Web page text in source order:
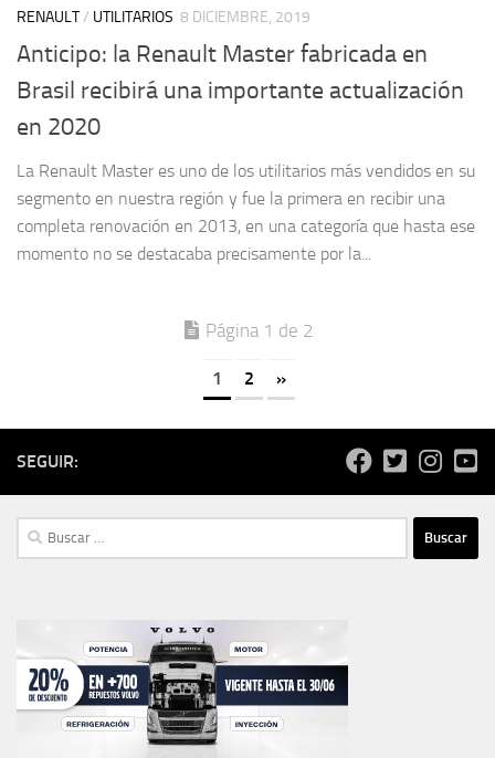
RENAULT/ UTILITARIOS 8 DICIEMBRE, 2019
Anticipo: la Renault Master fabricada en
Brasil recibirá una importante actualización
en 2020
La Renault Master es uno de los utilitarios más vendidos en su
segmento en nuestra región y fue la primera en recibir una
completa renovación en 2013, en una categoría que hasta ese
momento no se destacaba precisamente por la...
Página 1 de 2
1 2 »
SEGUIR:
Buscar: